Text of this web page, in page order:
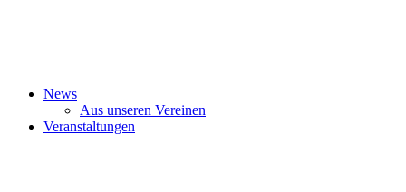
News
Aus unseren Vereinen
Veranstaltungen